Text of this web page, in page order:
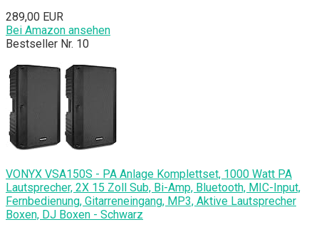
289,00 EUR
Bei Amazon ansehen
Bestseller Nr. 10
VONYX VSA150S - PA Anlage Komplettset, 1000 Watt PA
Lautsprecher, 2X 15 Zoll Sub, Bi-Amp, Bluetooth, MIC-Input,
Fernbedienung, Gitarreneingang, MP3, Aktive Lautsprecher
Boxen, DJ Boxen - Schwarz